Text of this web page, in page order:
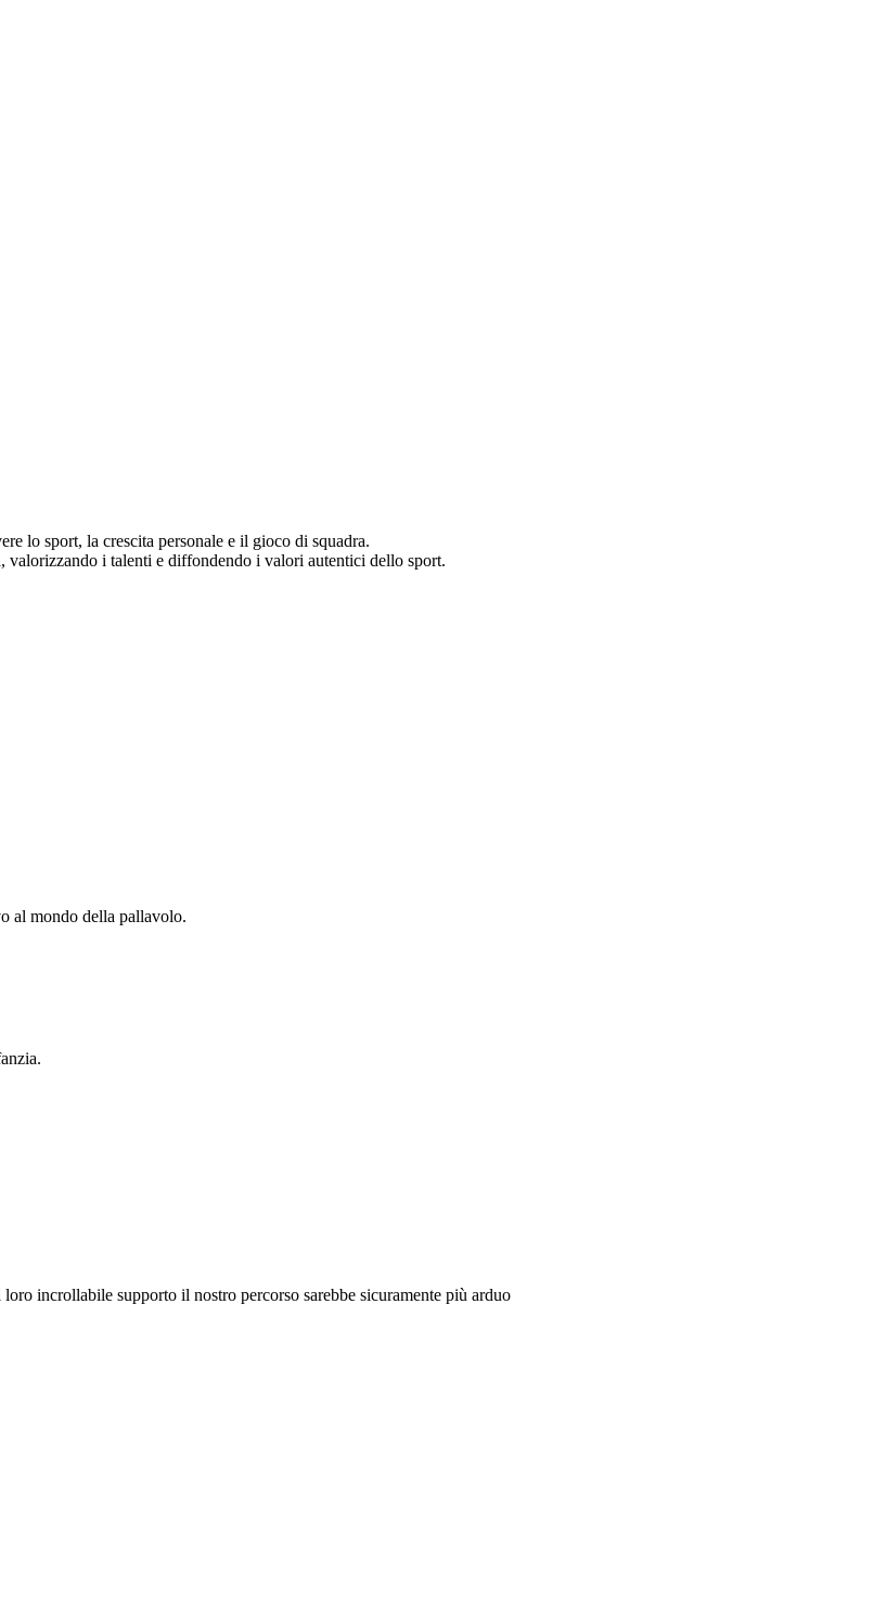
lo sport, la crescita personale e il gioco di squadra.
valorizzando i talenti e diffondendo i valori autentici dello sport.
al mondo della pallavolo.
incrollabile supporto il nostro percorso sarebbe sicuramente più arduo